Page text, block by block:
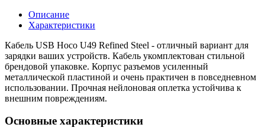
Описание
Характеристики
Кабель USB Hoco U49 Refined Steel - отличный вариант для
зарядки ваших устройств. Кабель укомплектован стильной
брендовой упаковке. Корпус разъемов усиленный
металлической пластиной и очень практичен в повседневном
использовании. Прочная нейлоновая оплетка устойчива к
внешним повреждениям.
Основные характеристики